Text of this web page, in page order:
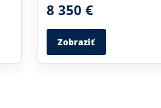
8 350 €
Zobraziť